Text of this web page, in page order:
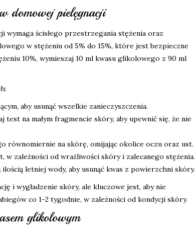
domowej pielęgnacji
ścisłego przestrzegania stężenia oraz
w stężeniu od 5% do 15%, które jest bezpieczne
10%, wymieszaj 10 ml kwasu glikolowego z 90 ml
aby usunąć wszelkie zanieczyszczenia.
test na małym fragmencie skóry, aby upewnić się, że nie
równomiernie na skórę, omijając okolice oczu oraz ust.
zależności od wrażliwości skóry i zalecanego stężenia.
letniej wody, aby usunąć kwas z powierzchni skóry.
i wygładzenie skóry, ale kluczowe jest, aby nie
co 1-2 tygodnie, w zależności od kondycji skóry.
glikolowym